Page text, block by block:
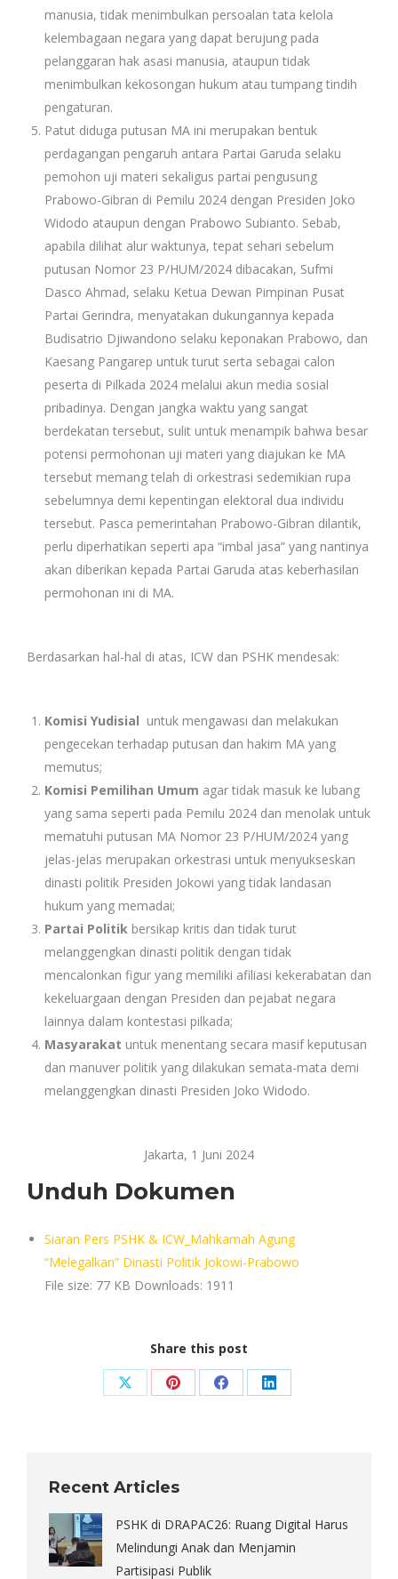
manusia, tidak menimbulkan persoalan tata kelola
kelembagaan negara yang dapat berujung pada
pelanggaran hak asasi manusia, ataupun tidak
menimbulkan kekosongan hukum atau tumpang tindih
pengaturan.
Patut diduga putusan MA ini merupakan bentuk
perdagangan pengaruh antara Partai Garuda selaku
pemohon uji materi sekaligus partai pengusung
Prabowo-Gibran di Pemilu 2024 dengan Presiden Joko
Widodo ataupun dengan Prabowo Subianto. Sebab,
apabila dilihat alur waktunya, tepat sehari sebelum
putusan Nomor 23 P/HUM/2024 dibacakan, Sufmi
Dasco Ahmad, selaku Ketua Dewan Pimpinan Pusat
Partai Gerindra, menyatakan dukungannya kepada
Budisatrio Djiwandono selaku keponakan Prabowo, dan
Kaesang Pangarep untuk turut serta sebagai calon
peserta di Pilkada 2024 melalui akun media sosial
pribadinya. Dengan jangka waktu yang sangat
berdekatan tersebut, sulit untuk menampik bahwa besar
potensi permohonan uji materi yang diajukan ke MA
tersebut memang telah di orkestrasi sedemikian rupa
sebelumnya demi kepentingan elektoral dua individu
tersebut. Pasca pemerintahan Prabowo-Gibran dilantik,
perlu diperhatikan seperti apa “imbal jasa” yang nantinya
akan diberikan kepada Partai Garuda atas keberhasilan
permohonan ini di MA.
Berdasarkan hal-hal di atas, ICW dan PSHK mendesak:
Komisi Yudisial untuk mengawasi dan melakukan
pengecekan terhadap putusan dan hakim MA yang
memutus;
Komisi Pemilihan Umum agar tidak masuk ke lubang
yang sama seperti pada Pemilu 2024 dan menolak untuk
mematuhi putusan MA Nomor 23 P/HUM/2024 yang
jelas-jelas merupakan orkestrasi untuk menyukseskan
dinasti politik Presiden Jokowi yang tidak landasan
hukum yang memadai;
Partai Politik bersikap kritis dan tidak turut
melanggengkan dinasti politik dengan tidak
mencalonkan figur yang memiliki afiliasi kekerabatan dan
kekeluargaan dengan Presiden dan pejabat negara
lainnya dalam kontestasi pilkada;
Masyarakat untuk menentang secara masif keputusan
dan manuver politik yang dilakukan semata-mata demi
melanggengkan dinasti Presiden Joko Widodo.
Jakarta, 1 Juni 2024
Unduh Dokumen
Siaran Pers PSHK & ICW_Mahkamah Agung
“Melegalkan” Dinasti Politik Jokowi-Prabowo
File size: 77 KB Downloads: 1911
Share this post
Share Share Share Share
Recent Articles
PSHK di DRAPAC26: Ruang Digital Harus
Melindungi Anak dan Menjamin
Partisipasi Publik